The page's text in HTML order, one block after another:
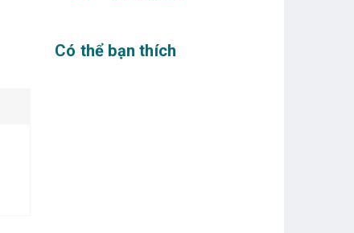
Có thể bạn thích